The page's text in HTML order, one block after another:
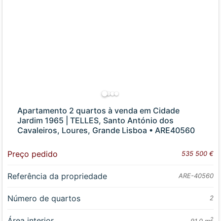
Apartamento 2 quartos à venda em Cidade
Jardim 1965 | TELLES, Santo António dos
Cavaleiros, Loures, Grande Lisboa • ARE40560
Preço pedido 535 500 €
Referência da propriedade ARE-40560
Número de quartos 2
2